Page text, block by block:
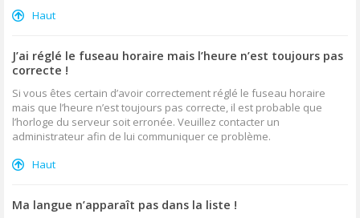
Haut
J’ai réglé le fuseau horaire mais l’heure n’est toujours pas
correcte !
Si vous êtes certain d’avoir correctement réglé le fuseau horaire
mais que l’heure n’est toujours pas correcte, il est probable que
l’horloge du serveur soit erronée. Veuillez contacter un
administrateur afin de lui communiquer ce problème.
Haut
Ma langue n’apparaît pas dans la liste !